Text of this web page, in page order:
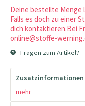
Deine bestellte Menge
Falls es doch zu einer
dich kontaktieren.Bei
online@stoffe-
Fragen zum Artikel?
Zusatzinformationen
mehr